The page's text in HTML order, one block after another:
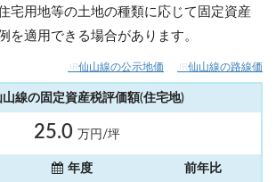
宅用地等の土地の種類に応じて固定資産
を適用できる場合があります。
JR仙山線の公示地価 JR仙山線の路線価
山線の固定資産税評価額(住宅地)
25.0 万円/坪
年度 前年比